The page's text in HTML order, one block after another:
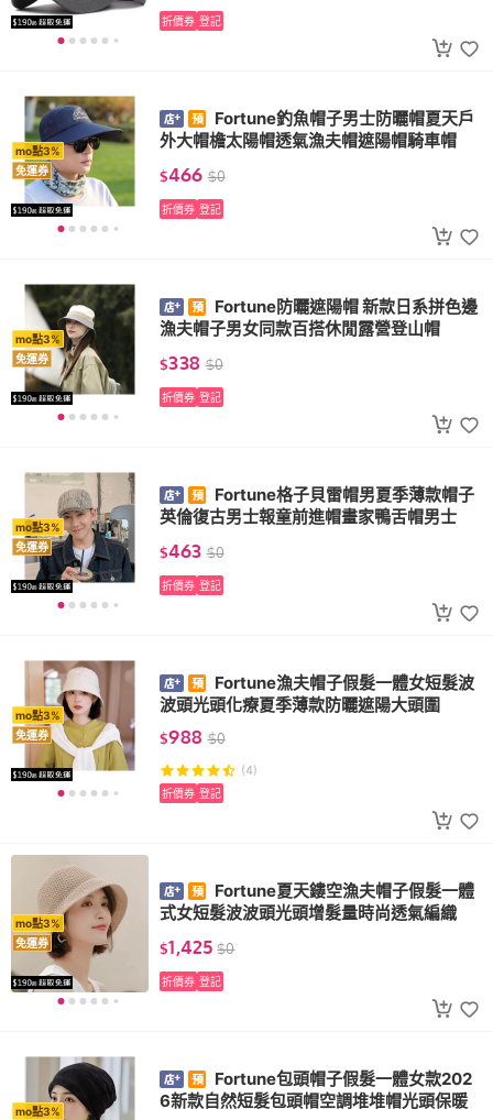
折價券 登記
mo點3%
免運券
Fortune釣魚帽子男士防曬帽夏天戶
外大帽檐太陽帽透氣漁夫帽遮陽帽騎車帽
$466 $0
折價券 登記
mo點3%
免運券
Fortune防曬遮陽帽 新款日系拼色邊
漁夫帽子男女同款百搭休閒露營登山帽
$338 $0
折價券 登記
mo點3%
免運券
Fortune格子貝雷帽男夏季薄款帽子
英倫復古男士報童前進帽畫家鴨舌帽男士
$463 $0
折價券 登記
mo點3%
免運券
Fortune漁夫帽子假髮一體女短髮波
波頭光頭化療夏季薄款防曬遮陽大頭圍
$988 $0
(4)
折價券 登記
mo點3%
免運券
Fortune夏天鏤空漁夫帽子假髮一體
式女短髮波波頭光頭增髮量時尚透氣編織
$1,425 $0
折價券 登記
mo點3%
Fortune包頭帽子假髮一體女款202
6新款自然短髮包頭帽空調堆堆帽光頭保暖